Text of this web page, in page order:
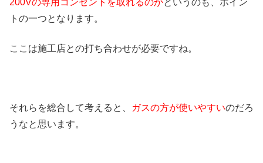
200Vの専用コンセントを取れるのかというのも、ポイン
トの一つとなります。
ここは施工店との打ち合わせが必要ですね。
それらを総合して考えると、 ガスの方が使いやすいのだろ
うなと思います。